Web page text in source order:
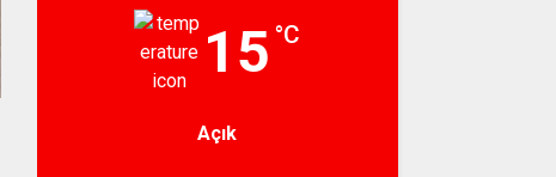
15 °C
Açık